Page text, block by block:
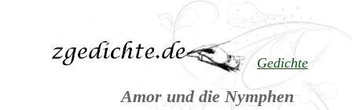
Gedichte
Amor und die Nymphen